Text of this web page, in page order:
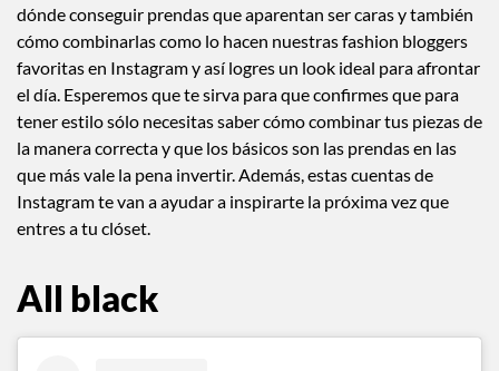
Así que para resolver esto te traemos la solución de cómo y
dónde conseguir prendas que aparentan ser caras y también
cómo combinarlas como lo hacen nuestras fashion bloggers
favoritas en Instagram y así logres un look ideal para afrontar
el día. Esperemos que te sirva para que confirmes que para
tener estilo sólo necesitas saber cómo combinar tus piezas de
la manera correcta y que los básicos son las prendas en las
que más vale la pena invertir. Además, estas cuentas de
Instagram te van a ayudar a inspirarte la próxima vez que
All black